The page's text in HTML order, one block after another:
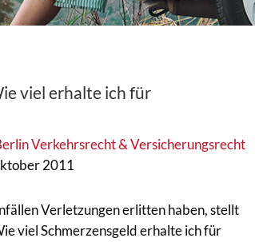
viel erhalte ich für
Verkehrsrecht & Versicherungsrecht
2011
Verletzungen erlitten haben, stellt
viel Schmerzensgeld erhalte ich für